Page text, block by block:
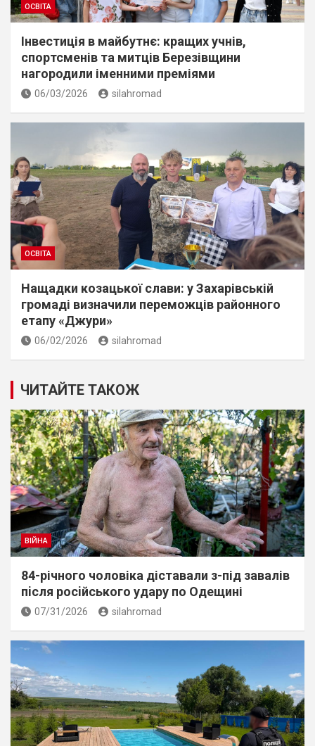
ОСВІТА
Інвестиція в майбутнє: кращих учнів,
спортсменів та митців Березівщини
нагородили іменними преміями
06/03/2026 silahromad
ОСВІТА
Нащадки козацької слави: у Захарівській
громаді визначили переможців районного
етапу «Джури»
06/02/2026 silahromad
ЧИТАЙТЕ ТАКОЖ
ВІЙНА
84-річного чоловіка діставали з-під завалів
пiсля росiйського удару по Одещині
07/31/2026 silahromad